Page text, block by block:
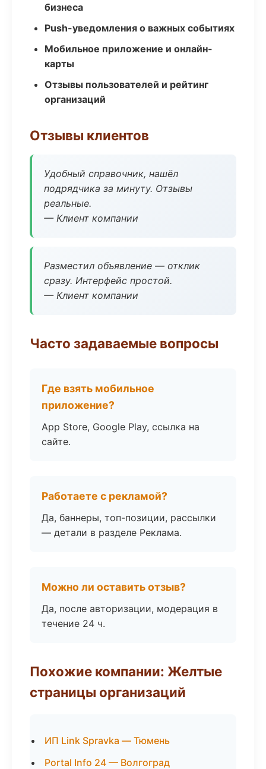
бизнеса
Push-уведомления о важных событиях
Мобильное приложение и онлайн-
карты
Отзывы пользователей и рейтинг
организаций
Отзывы клиентов
Удобный справочник, нашёл
подрядчика за минуту. Отзывы
реальные.
— Клиент компании
Разместил объявление — отклик
сразу. Интерфейс простой.
— Клиент компании
Часто задаваемые вопросы
Где взять мобильное
приложение?
App Store, Google Play, ссылка на
сайте.
Работаете с рекламой?
Да, баннеры, топ-позиции, рассылки
— детали в разделе Реклама.
Можно ли оставить отзыв?
Да, после авторизации, модерация в
течение 24 ч.
Похожие компании: Желтые
страницы организаций
ИП Link Spravka — Тюмень
Portal Info 24 — Волгоград